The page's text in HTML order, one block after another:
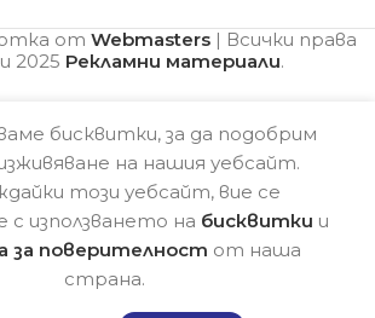
от Webmasters| Всички права
2025 Рекламни материали.
бисквитки, за да подобрим
на нашия уебсайт.
този уебсайт, вие се
с използването на бисквитки и
за поверителност от наша
страна.